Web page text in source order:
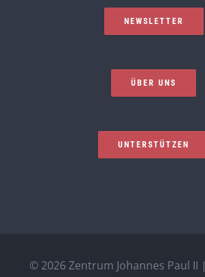
NEWSLETTER
ÜBER UNS
UNTERSTÜTZEN
© 2026 Zentrum Johannes Paul II |